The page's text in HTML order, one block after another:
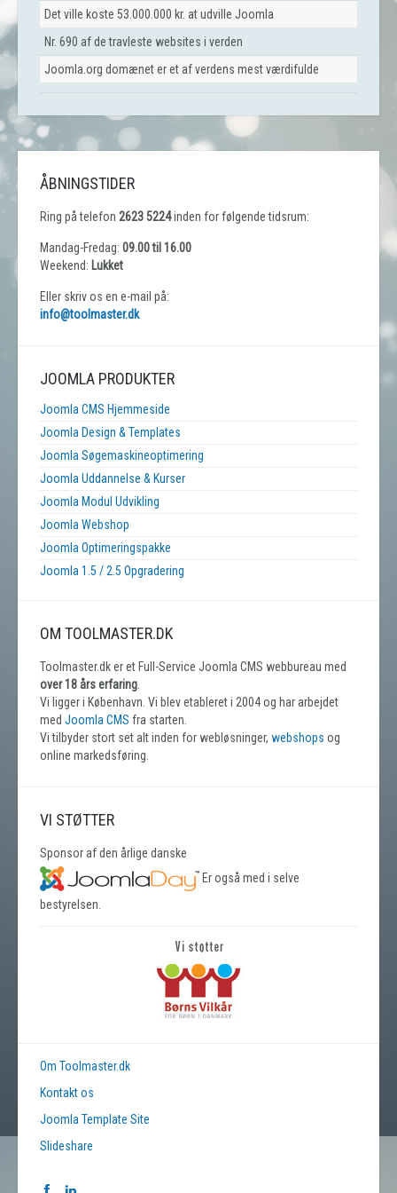
Det ville koste 53.000.000 kr. at udville Joomla
Nr. 690 af de travleste websites i verden
Joomla.org domænet er et af verdens mest værdifulde
ÅBNINGSTIDER
Ring på telefon 2623 5224inden for følgende tidsrum:
Mandag-Fredag: 09.00 til 16.00
Weekend: Lukket
Eller skriv os en e-mail på:
info@toolmaster.dk
JOOMLA PRODUKTER
Joomla CMS Hjemmeside
Joomla Design & Templates
Joomla Søgemaskineoptimering
Joomla Uddannelse & Kurser
Joomla Modul Udvikling
Joomla Webshop
Joomla Optimeringspakke
Joomla 1.5 / 2.5 Opgradering
OM TOOLMASTER.DK
Toolmaster.dk er et Full-Service Joomla CMS webbureau med
over 18 års erfaring
Vi ligger i København. Vi blev etableret i 2004 og har arbejdet
med Joomla CMS fra starten.
Vi tilbyder stort set alt inden for webløsninger, webshops og
online markedsføring.
VI STØTTER
Sponsor af den årlige danske
Er også med i selve
bestyrelsen.
Om Toolmaster.dk
Kontakt os
Joomla Template Site
Slideshare